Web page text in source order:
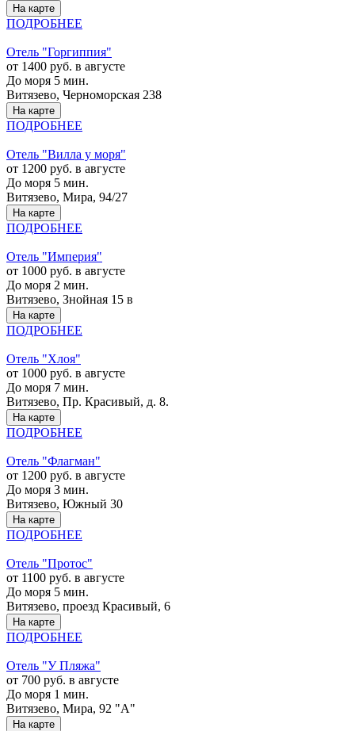
На карте
ПОДРОБНЕЕ
Отель "Горгиппия"
от 1400 руб. в августе
До моря 5 мин.
Витязево, Черноморская 238
На карте
ПОДРОБНЕЕ
Отель "Вилла у моря"
от 1200 руб. в августе
До моря 5 мин.
Витязево, Мира, 94/27
На карте
ПОДРОБНЕЕ
Отель "Империя"
от 1000 руб. в августе
До моря 2 мин.
Витязево, Знойная 15 в
На карте
ПОДРОБНЕЕ
Отель "Хлоя"
от 1000 руб. в августе
До моря 7 мин.
Витязево, Пр. Красивый, д. 8.
На карте
ПОДРОБНЕЕ
Отель "Флагман"
от 1200 руб. в августе
До моря 3 мин.
Витязево, Южный 30
На карте
ПОДРОБНЕЕ
Отель "Протос"
от 1100 руб. в августе
До моря 5 мин.
Витязево, проезд Красивый, 6
На карте
ПОДРОБНЕЕ
Отель "У Пляжа"
от 700 руб. в августе
До моря 1 мин.
Витязево, Мира, 92 "А"
На карте